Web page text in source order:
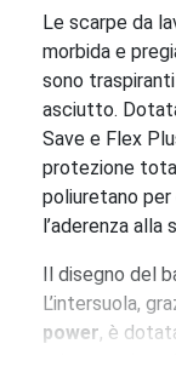
Le scarpe da
morbida e
sono
asciutto.
Save e Flex
protezione
poliuretano
l’aderenza alla
Il disegno del
L’intersuola,
power, è